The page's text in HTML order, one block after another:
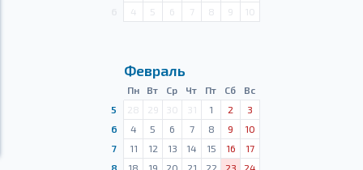
4 5 6 7 8 9 10
Февраль
Пн Вт Ср Чт Пт Сб
Вс
5
28 29 30 31 1 2
3
6
4 5 6 7 8 9
10
7
11 12 13 14 15 16
17
8
18 19 20 21 22 23
24